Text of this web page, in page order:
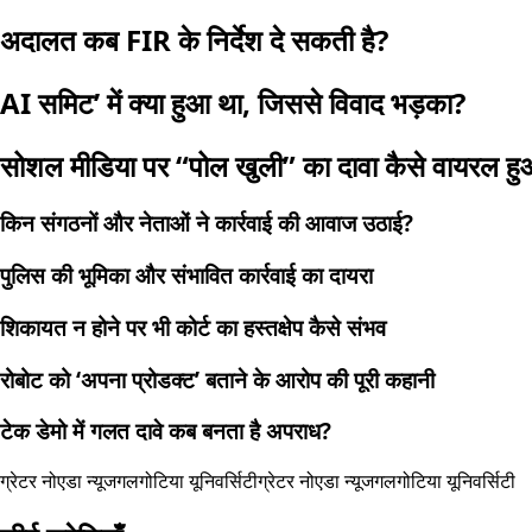
अदालत कब FIR के निर्देश दे सकती है?
AI समिट’ में क्या हुआ था, जिससे विवाद भड़का?
सोशल मीडिया पर “पोल खुली” का दावा कैसे वायरल
किन संगठनों और नेताओं ने कार्रवाई की आवाज उठाई?
पुलिस की भूमिका और संभावित कार्रवाई का दायरा
शिकायत न होने पर भी कोर्ट का हस्तक्षेप कैसे संभव
रोबोट को ‘अपना प्रोडक्ट’ बताने के आरोप की पूरी कहानी
टेक डेमो में गलत दावे कब बनता है अपराध?
ग्रेटर नोएडा न्यूजगलगोटिया यूनिवर्सिटीग्रेटर नोएडा न्यूजगलगोटिया यूनिवर्सिटी